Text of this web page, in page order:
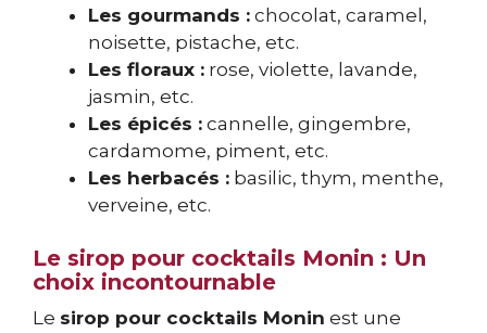
Les gourmands : chocolat, caramel,
noisette, pistache, etc.
Les floraux : rose, violette, lavande,
jasmin, etc.
Les épicés : cannelle, gingembre,
cardamome, piment, etc.
Les herbacés : basilic, thym, menthe,
verveine, etc.
Le sirop pour cocktails Monin : Un
choix incontournable
Le sirop pour cocktails Monin est une